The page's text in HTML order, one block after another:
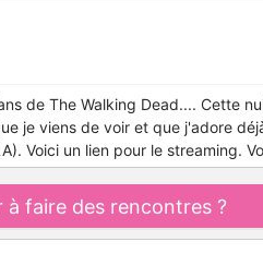
de The Walking Dead.... Cette
je viens de voir et que j'adore
Voici un lien pour le streaming.
à faire des rencontres ?